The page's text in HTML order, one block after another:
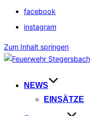
facebook
instagram
Zum Inhalt springen
NEWS
EINSÄTZE